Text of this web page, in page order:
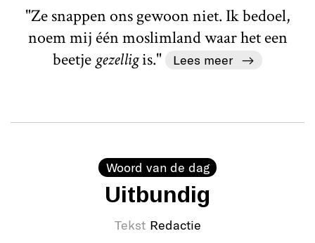
"Ze snappen ons gewoon niet. Ik bedoel,
noem mij één moslimland waar het een
beetje gezelligis." Lees meer
Woord van de dag
Uitbundig
Tekst Redactie